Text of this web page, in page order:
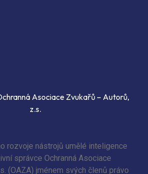
Asociace Zvukařů – Autorů,
z.s.
rozvoje nástrojů umělé inteligence
správce Ochranná Asociace
(OAZA) jménem svých členů právo